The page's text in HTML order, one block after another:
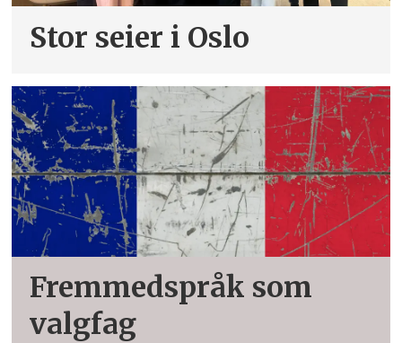
Stor seier i Oslo
Fremmedspråk som
valgfag